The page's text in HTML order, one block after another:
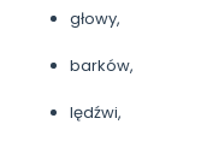
głowy,
barków,
lędźwi,